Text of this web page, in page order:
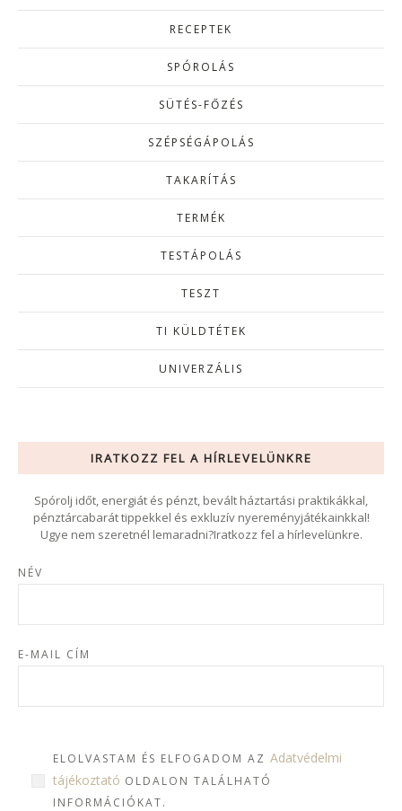
RECEPTEK
SPÓROLÁS
SÜTÉS-FŐZÉS
SZÉPSÉGÁPOLÁS
TAKARÍTÁS
TERMÉK
TESTÁPOLÁS
TESZT
TI KÜLDTÉTEK
UNIVERZÁLIS
IRATKOZZ FEL A HÍRLEVELÜNKRE
Spórolj időt, energiát és pénzt, bevált háztartási praktikákkal,
pénztárcabarát tippekkel és exkluzív nyereményjátékainkkal!
Ugye nem szeretnél lemaradni?Iratkozz fel a hírlevelünkre.
NÉV
E-MAIL CÍM
ELOLVASTAM ÉS ELFOGADOM AZ Adatvédelmi
tájékoztató OLDALON TALÁLHATÓ
INFORMÁCIÓKAT.